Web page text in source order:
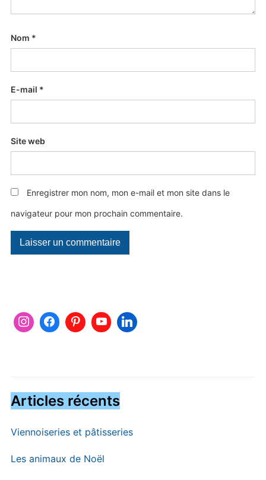
Nom *
E-mail *
Site web
Enregistrer mon nom, mon e-mail et mon site dans le
navigateur pour mon prochain commentaire.
Articles récents
Viennoiseries et pâtisseries
Les animaux de Noël